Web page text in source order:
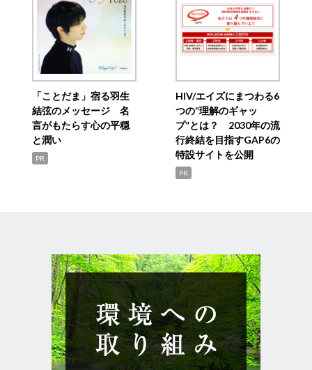
「ことだま」宿る羽生
結弦のメッセージ 名
言がもたらす心の平穏
と潤い
PR
HIV/エイズにまつわる6
つの“理解のギャッ
プ”とは？ 2030年の流
行終結を目指すGAP6の
特設サイトを公開
PR